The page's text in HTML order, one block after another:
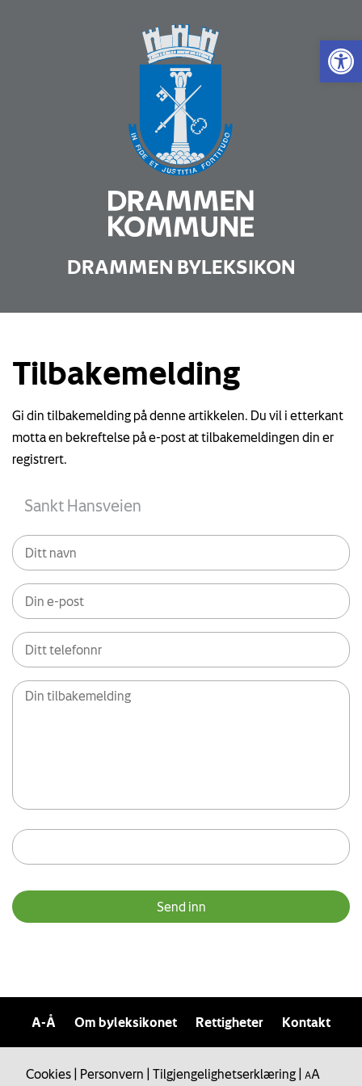
Vis
DRAMMEN BYLEKSIKON
Tilbakemelding
Gi din tilbakemelding på denne artikkelen. Du vil i etterkant
motta en bekreftelse på e-post at tilbakemeldingen din er
registrert.
A-Å Om byleksikonet Rettigheter Kontakt
Cookies Personvern Tilgjengelighetserklæring AA